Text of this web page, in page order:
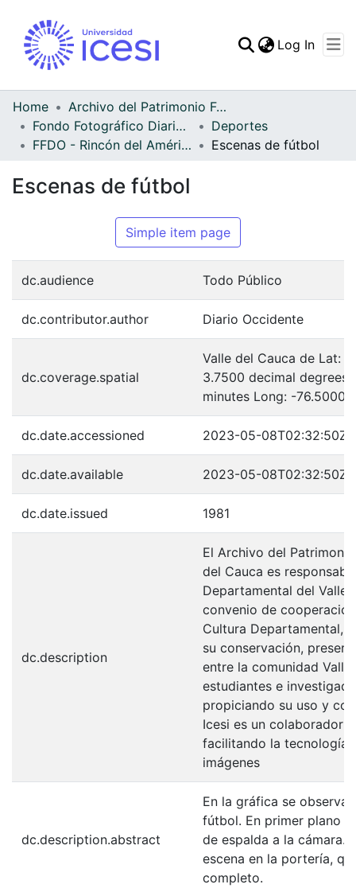
Statistics
Log In
Home
Archivo del Patrimonio Fotográfico y Fílmico del Valle del Cauca
Fondo Fotográfico Diario Occidente
Deportes
FFDO - Rincón del América - Patrimonial
Escenas de fútbol
Escenas de fútbol
Simple item page
dc.audience Todo Público
dc.contributor.author Diario Occidente
dc.coverage.spatial
Valle del Cauca de Lat:
3.7500 decimal degrees
minutes Long: -76.5000
dc.date.accessioned 2023-05-08T02:32:50Z
dc.date.available 2023-05-08T02:32:50Z
dc.date.issued 1981
dc.description
El Archivo del
del Cauca es
Departamental del Valle
convenio de
Cultura Departamental,
su conservación,
entre la comunidad
estudiantes e
propiciando su uso y
Icesi es un colaborador
facilitando la tecnología
imágenes
dc.description.abstract
En la gráfica se observa
fútbol. En primer plano
de espalda a la cámara.
escena en la portería,
completo.